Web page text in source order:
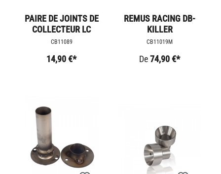
PAIRE DE JOINTS DE
COLLECTEUR LC
CB11089
14,90 €*
REMUS RACING DB-
KILLER
CB11019M
De74,90 €*